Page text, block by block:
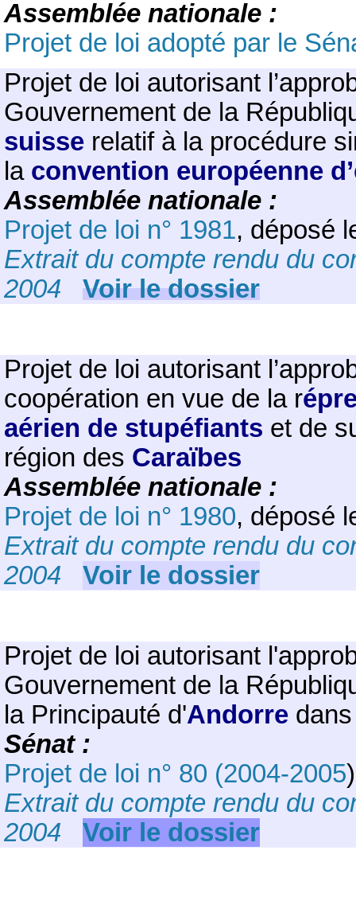
Assemblée nationale :
Projet de loi adopté par le
Projet de loi autorisant
Gouvernement de la
suisse relatif à la procédure
la convention européenne
Assemblée nationale :
Projet de loi n° 1981, déposé
Extrait du compte rendu du
2004
Voir le dossier
Projet de loi autorisant
coopération en vue de la r
aérien de stupéfiants et de
région des Caraïbes
Assemblée nationale :
Projet de loi n° 1980, déposé
Extrait du compte rendu du
2004
Voir le dossier
Projet de loi autorisant l'
Gouvernement de la
la Principauté d'Andorre
Sénat :
Projet de loi n° 80 (2004-2005
Extrait du compte rendu du
2004
Voir le dossier